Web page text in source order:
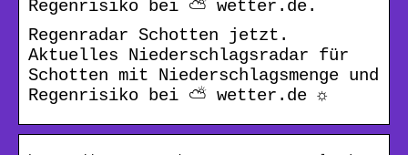
Regenrisiko bei ⛅ wetter.de.
Regenradar Schotten jetzt.
Aktuelles Niederschlagsradar für
Schotten mit Niederschlagsmenge und
Regenrisiko bei ⛅ wetter.de ☼